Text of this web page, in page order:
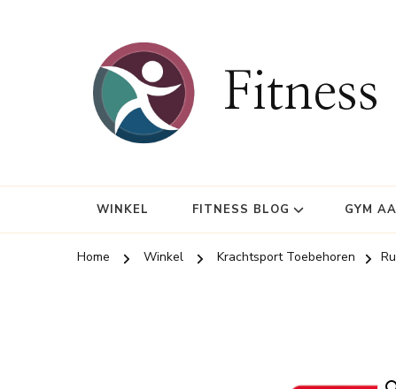
WINKEL FITNESS BLOG GYM
Home Winkel Krachtsport Toebehoren